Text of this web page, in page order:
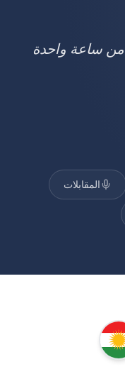
ساعة واحدة
المقابلات